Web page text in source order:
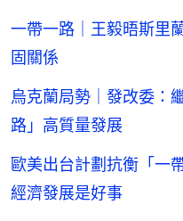
一帶一路｜王毅晤斯里
固關係
烏克蘭局勢｜發改委：
路」高質量發展
歐美出台計劃抗衡「
經濟發展是好事